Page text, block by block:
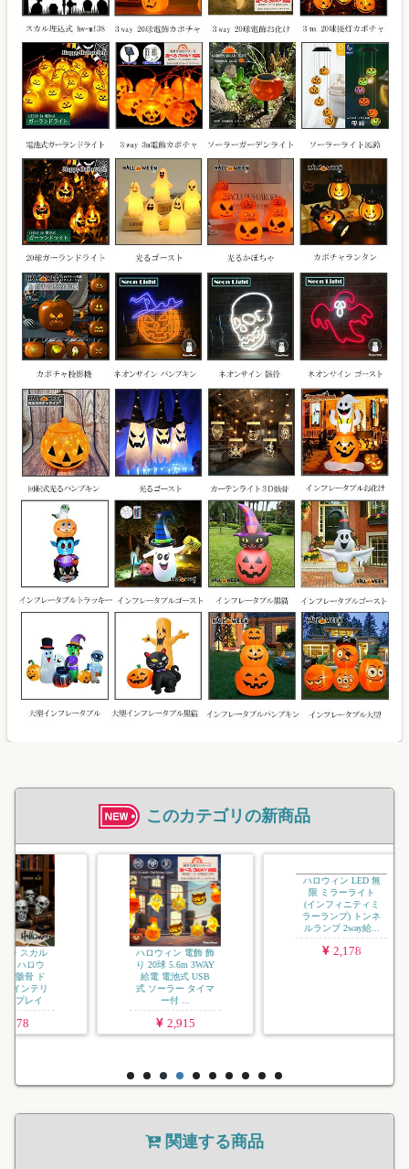
このカテゴリの新商品
ハロウィン 電飾 飾
り 20球 5.6m 3WAY
給電 電池式 USB
式 ソーラー タイマ
2,915
ハロウィン LED 無
関連する商品